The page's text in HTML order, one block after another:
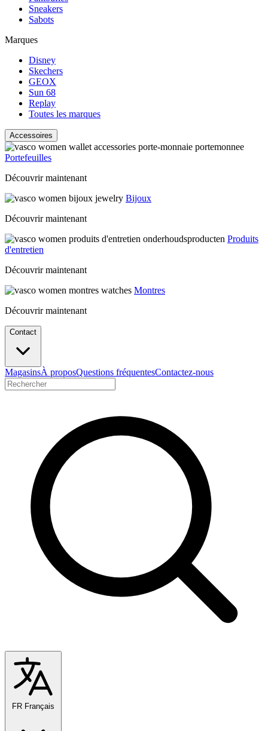
Sneakers
Sabots
Marques
Disney
Skechers
GEOX
Sun 68
Replay
Toutes les marques
Accessoires
Portefeuilles
Découvrir maintenant
Bijoux
Découvrir maintenant
Produits
d'entretien
Découvrir maintenant
Montres
Découvrir maintenant
Contact
MagasinsÀ proposQuestions fréquentesContactez-nous
FR Français